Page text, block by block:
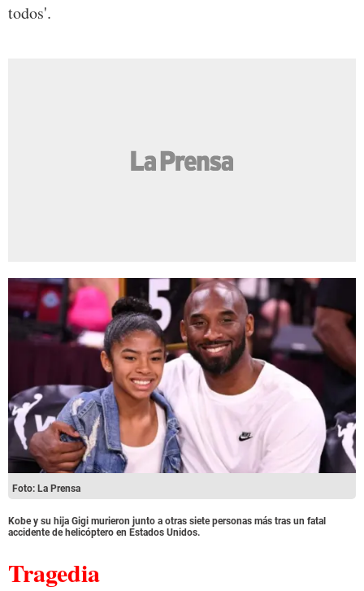
todos'.
Foto: La Prensa
Kobe y su hija Gigi murieron junto a otras siete personas más tras un fatal
accidente de helicóptero en Estados Unidos.
Tragedia